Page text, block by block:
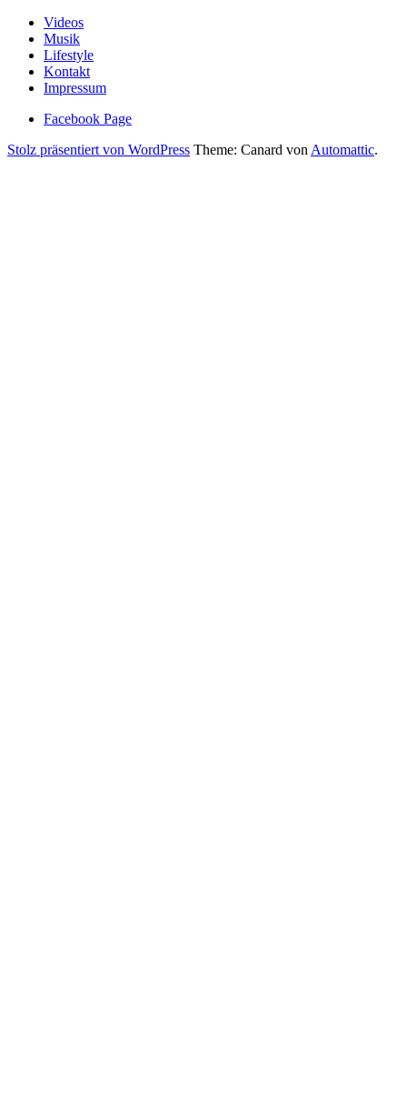
Videos
Musik
Lifestyle
Kontakt
Impressum
Facebook Page
Stolz präsentiert von WordPress Theme: Canard von Automattic.